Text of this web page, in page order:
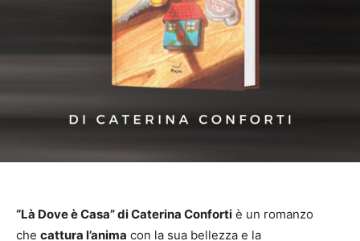
“Là Dove è Casa” di Caterina Conforti è un romanzo
che cattura l’anima con la sua bellezza e la